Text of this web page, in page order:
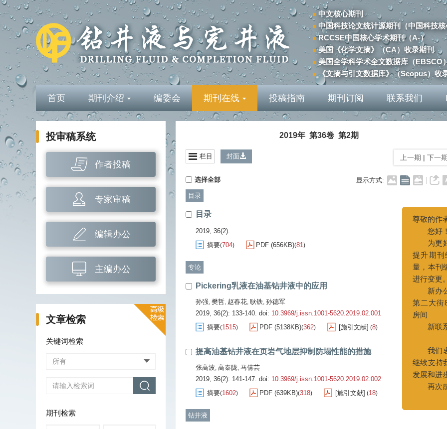
中文核心期刊
中国科技论文统计源期刊（中国科技
RCCSE中国核心学术期刊（A-）
美国《化学文摘》（CA）收录期刊
美国全学科学术全文数据库（EBSCO
《文摘与引文数据库》（Scopus）收
首页 期刊介绍 编委会 期刊在线 投稿指南 期刊订阅 联系我们
投审稿系统
作者投稿
专家审稿
编辑办公
主编办公
文章检索
关键词检索
期刊检索
2019年 第36卷 第2期
栏目 封面 上一期 | 下一期
选择全部 显示方式:
目录
目录
2019, 36(2).
摘要(704) PDF (656KB)(81)
专论
Pickering乳液在油基钻井液中的应用
孙强, 樊哲, 赵春花, 耿铁, 孙德军
2019, 36(2): 133-140. doi: 10.3969/j.issn.1001-5620.2019.02.001
摘要(1515) PDF (5138KB)(362) [施引文献] (8)
提高油基钻井液在页岩气地层抑制防塌性能的措施
张高波, 高秦陇, 马倩芸
2019, 36(2): 141-147. doi: 10.3969/j.issn.1001-5620.2019.02.002
摘要(1602) PDF (639KB)(318) [施引文献] (18)
钻井液
尊敬的作者、读者
为更好地服
提升期刊编辑部
量，本刊编辑部
新办公地址
第二大街83号中
新联系电话
022-
我们衷心希
继续支持我们的
再次感谢您